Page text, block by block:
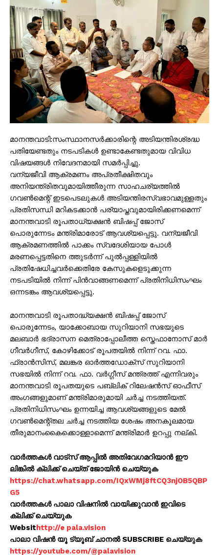
മാനന്തവാടി:സംസ്ഥാനസർക്കാരിന്റെ അടിയന്തിരശ്രദ്ധ
പതിയേണ്ടതും നടപടികൾ ഉണ്ടാകേണ്ടതുമായ വിവിധ
വിഷയങ്ങൾ നിവേദനമായി സമർപ്പിച്ചു.
വന്യജീവി ആക്രമണം അപ്രതീക്ഷിതവും
അനിയന്ത്രിതവുമായിത്തീരുന്ന സാഹചര്യത്തിൽ
ഗവൺമെന്റ് ഇടപെടലുകൾ അടിയന്തിരസ്വഭാവമുള്ളതും
പ്രതിസന്ധി മറികടക്കാൻ പര്യാപ്തവുമായിരിക്കണമെന്ന്
മാനന്തവാടി രൂപതാധ്യക്ഷൻ ബിഷപ്പ് ജോസ്
പൊരുന്നേടം മന്ത്രിമാരോട് ആവശ്യപ്പെട്ടു. വന്യജീവി
ആക്രമണത്തിൽ പാക്കം സ്വദേശിയായ പോൾ
മരണപ്പെട്ടതിനെ ത്തുടർന്ന് പുൽപ്പള്ളിയിൽ
പ്രതിഷേധിച്ചവർക്കെതിരേ കേസുകളെടുക്കുന്ന
നടപടിയിൽ നിന്ന് പിൻവാങ്ങണമെന്ന് പ്രതിനിധിസംഘം
ഒന്നടങ്കം ആവശ്യപ്പെട്ടു.
മാനന്തവാടി രൂപതാദ്ധ്യക്ഷൻ ബിഷപ്പ് ജോസ്
പൊരുന്നേടം, യാക്കോബായ സുറിയാനി സഭയുടെ
മലബാർ ഭദ്രാസന മെത്രാപ്പോലീത്ത സ്തെഫാനോസ് മാർ
ഗീവർഗീസ്, കോഴിക്കോട് രൂപതയിൽ നിന്ന് റവ. ഫാ.
ഫ്രാൻസിസ്, മലങ്കര ഓർത്തഡോക്സ് സുറിയാനി
സഭയിൽ നിന്ന് റവ. ഫാ. വർഗ്ഗീസ് മന്ത്രത്ത് എന്നിവരും
മാനന്തവാടി രൂപതയുടെ പബ്ലിക് റിലേഷൻസ് ഓഫീസ്
അംഗങ്ങളുമാണ് മന്ത്രിമാരുമായി ചർച്ച നടത്തിയത്.
പ്രതിനിധിസംഘം ഉന്നയിച്ച ആവശ്യങ്ങളുടെ മേൽ
ഗവൺമെന്റ്തല ചർച്ച നടത്തിയ ശേഷം അനകൂലമായ
തീരുമാനംകൈക്കൊള്ളാമെന്ന് മന്ത്രിമാർ ഉറപ്പു നല്കി.
വാർത്തകൾ വാട്സ് ആപ്പിൽ അതിവേഗമറിയാൻ ഈ
ലിങ്കിൽ ക്ലിക്ക് ചെയ്ത് ജോയിൻ ചെയ്യുക
https://chat.whatsapp.com/IQxWMj8ftCQ3njOB5QBP
G5
വാർത്തകൾ പാലാ വിഷനിൽ വായിക്കുവാൻ ഇവിടെ
ക്ലിക്ക് ചെയ്യുക
Websithttp://e pala.vision
പാലാ വിഷൻ യൂ ട്യൂബ് ചാനൽ SUBSCRIBE ചെയ്യുക
https://youtube.com/@palavision